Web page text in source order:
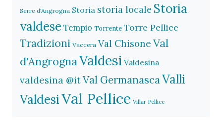
Serre d'Angrogna Storia storia locale Storia
valdese Tempio Torrente Torre Pellice
Tradizioni Vaccera Val Chisone Val
d'AngrognaValdesi Valdesina
valdesina @itVal GermanascaValli
ValdesiVal Pellice Villar Pellice